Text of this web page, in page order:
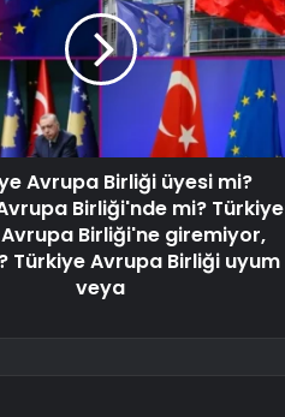
Avrupa Birliği üyesi mi?
Birliği'nde mi? Türkiye
Birliği'ne giremiyor,
Türkiye Avrupa Birliği uyum
veya